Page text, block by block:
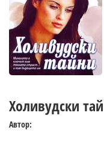
Холивудски
Автор: